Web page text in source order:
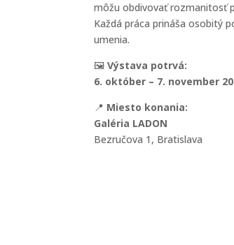
môžu obdivovať rozmanitosť
Každá práca prináša osobitý
umenia.
🖼Výstava potrvá:
6. október – 7. november
📍 Miesto konania:
Galéria LADON
Bezručova 1, Bratislava